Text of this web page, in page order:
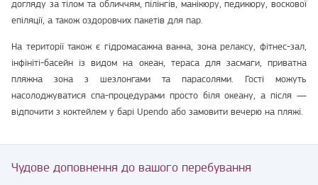
догляду за тілом та обличчям, пілінгів, манікюру, педикюру, воскової
епіляції, а також оздоровчих пакетів для пар.
На території також є гідромасажна ванна, зона релаксу, фітнес-зал,
інфініті-басейн із видом на океан, тераса для засмаги, приватна
пляжна зона з шезлонгами та парасолями. Гості можуть
насолоджуватися спа-процедурами просто біля океану, а після —
відпочити з коктейлем у барі Upendo або замовити вечерю на пляжі.
Чудове доповнення до вашого перебування